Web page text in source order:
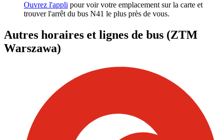
Ouvrez l'appli pour voir votre emplacement sur la carte et
trouver l'arrêt du bus N41 le plus près de vous.
Autres horaires et lignes de bus (ZTM
Warszawa)